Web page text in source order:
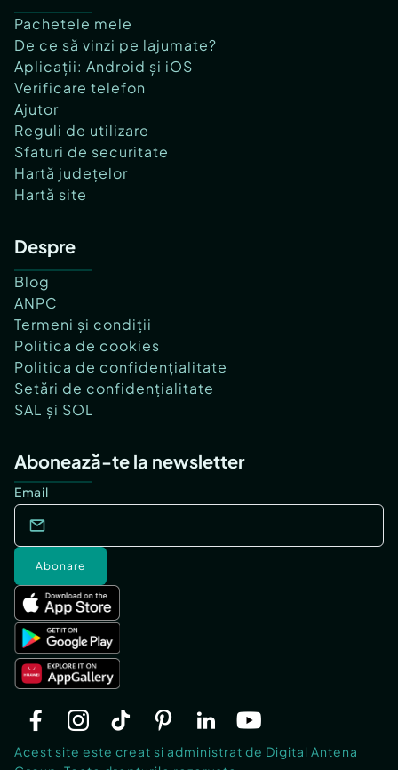
Pachetele mele
De ce să vinzi pe lajumate?
Aplicații: Android și iOS
Verificare telefon
Ajutor
Reguli de utilizare
Sfaturi de securitate
Hartă județelor
Hartă site
Despre
Blog
ANPC
Termeni și condiții
Politica de cookies
Politica de confidențialitate
Setări de confidențialitate
SAL și SOL
Abonează-te la newsletter
Email
Abonare
Acest site este creat si administrat de Digital Antena